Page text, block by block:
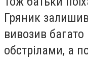
Гряник
вивозив багато
обстрілами, а